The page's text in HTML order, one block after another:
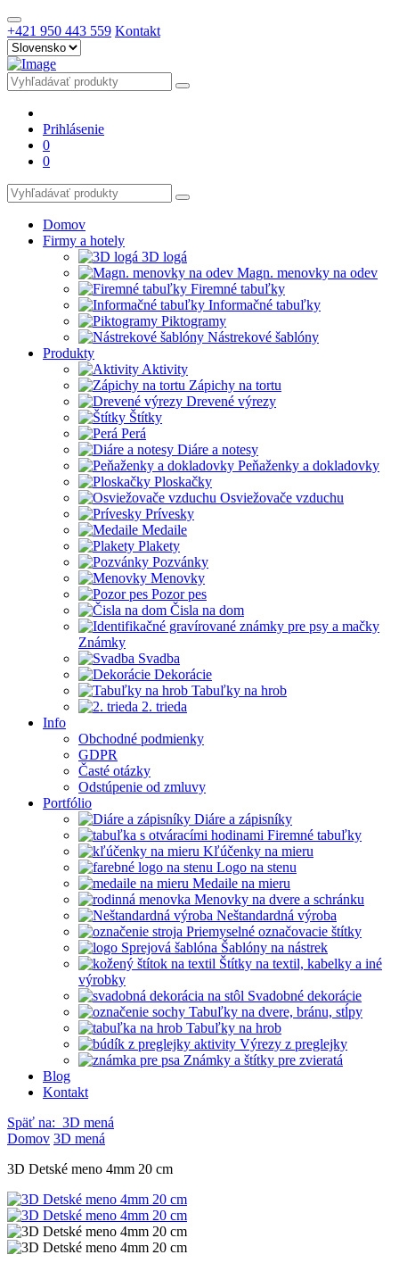
+421 950 443 559 Kontakt
Prihlásenie
0
0
Domov
Firmy a hotely
3D logá
Magn. menovky na odev
Firemné tabuľky
Informačné tabuľky
Piktogramy
Nástrekové šablóny
Produkty
Aktivity
Zápichy na tortu
Drevené výrezy
Štítky
Perá
Diáre a notesy
Peňaženky a dokladovky
Ploskačky
Osviežovače vzduchu
Prívesky
Medaile
Plakety
Pozvánky
Menovky
Pozor pes
Čisla na dom
Známky
Svadba
Dekorácie
Tabuľky na hrob
2. trieda
Info
Obchodné podmienky
GDPR
Časté otázky
Odstúpenie od zmluvy
Portfólio
Diáre a zápisníky
Firemné tabuľky
Kľúčenky na mieru
Logo na stenu
Medaile na mieru
Menovky na dvere a schránku
Neštandardná výroba
Priemyselné označovacie štítky
Šablóny na nástrek
Štítky na textil, kabelky a iné
výrobky
Svadobné dekorácie
Tabuľky na dvere, bránu, stĺpy
Tabuľky na hrob
Výrezy z preglejky
Známky a štítky pre zvieratá
Blog
Kontakt
Späť na: 3D mená
Domov 3D mená
3D Detské meno 4mm 20 cm